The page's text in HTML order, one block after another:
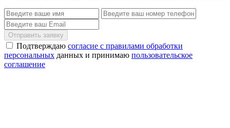
Отправить заявку
Подтверждаю согласие с правилами обработки
персональных данных и принимаю пользовательское
соглашение